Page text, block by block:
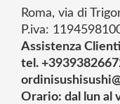
Roma, via di
P.iva:
Assistenza Clienti
tel.
Orario: dal lun al